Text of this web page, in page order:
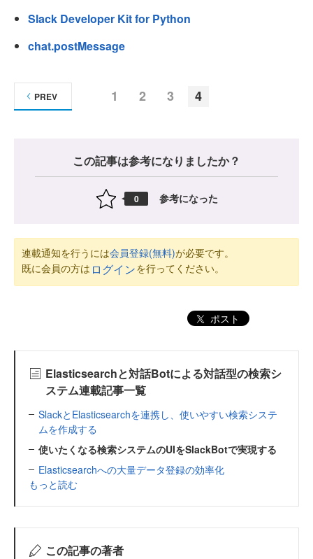
Slack Developer Kit for Python
chat.postMessage
1 2 3 4
PREV
この記事は参考になりましたか？
0 参考になった
連載通知を行うには会員登録(無料)が必要です。
既に会員の方は ログインを行ってください。
ポスト
Elasticsearchと対話Botによる対話型の検索シ
ステム連載記事一覧
SlackとElasticsearchを連携し、使いやすい検索システ
ムを作成する
使いたくなる検索システムのUIをSlackBotで実現する
Elasticsearchへの大量データ登録の効率化
もっと読む
この記事の著者